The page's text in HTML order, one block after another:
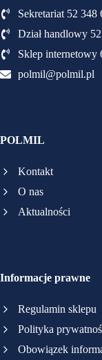
Sekretariat 52 348
Dział handlowy
Sklep internetowy
polmil@polmil.pl
POLMIL
Kontakt
O nas
Aktualności
Informacje prawne
Regulamin sklepu
Polityka
Obowiązek